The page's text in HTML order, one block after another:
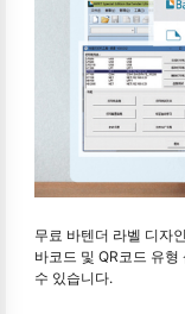
무료 바텐더 라벨 디자
바코드 및 QR코드 유
수 있습니다.